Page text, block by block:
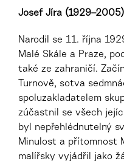
Josef Jíra (1929–2005)
Narodil se 11. října
Malé Skále a Praze,
také ze zahraničí.
Turnově, sotva
spoluzakladatelem
zúčastnil se všech
byl nepřehlédnutelný
Minulost a přítomnost
malířsky vyjádřil jako